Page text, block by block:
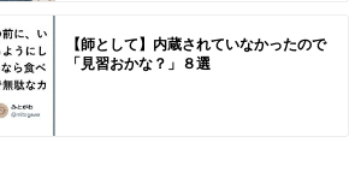
【師として】内蔵されていなかったので
「見習おかな？」８選